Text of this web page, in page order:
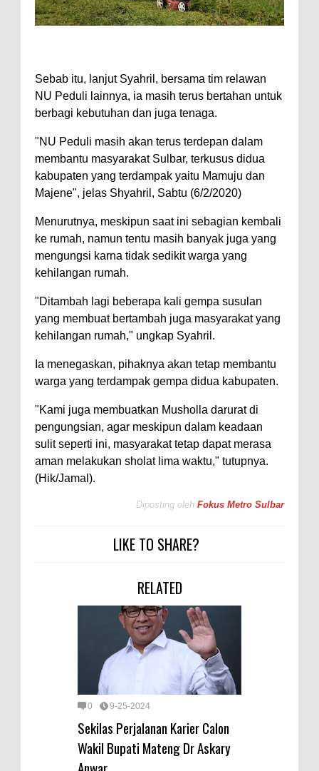
Sebab itu, lanjut Syahril, bersama tim relawan
NU Peduli lainnya, ia masih terus bertahan untuk
berbagi kebutuhan dan juga tenaga.
"NU Peduli masih akan terus terdepan dalam
membantu masyarakat Sulbar, terkusus didua
kabupaten yang terdampak yaitu Mamuju dan
Majene", jelas Shyahril, Sabtu (6/2/2020)
Menurutnya, meskipun saat ini sebagian kembali
ke rumah, namun tentu masih banyak juga yang
mengungsi karna tidak sedikit warga yang
kehilangan rumah.
"Ditambah lagi beberapa kali gempa susulan
yang membuat bertambah juga masyarakat yang
kehilangan rumah," ungkap Syahril.
Ia menegaskan, pihaknya akan tetap membantu
warga yang terdampak gempa didua kabupaten.
"Kami juga membuatkan Musholla darurat di
pengungsian, agar meskipun dalam keadaan
sulit seperti ini, masyarakat tetap dapat merasa
aman melakukan sholat lima waktu," tutupnya.
(Hik/Jamal).
Diposting oleh Fokus Metro Sulbar
LIKE TO SHARE?
RELATED
0 9-25-2024
Sekilas Perjalanan Karier Calon
Wakil Bupati Mateng Dr Askary